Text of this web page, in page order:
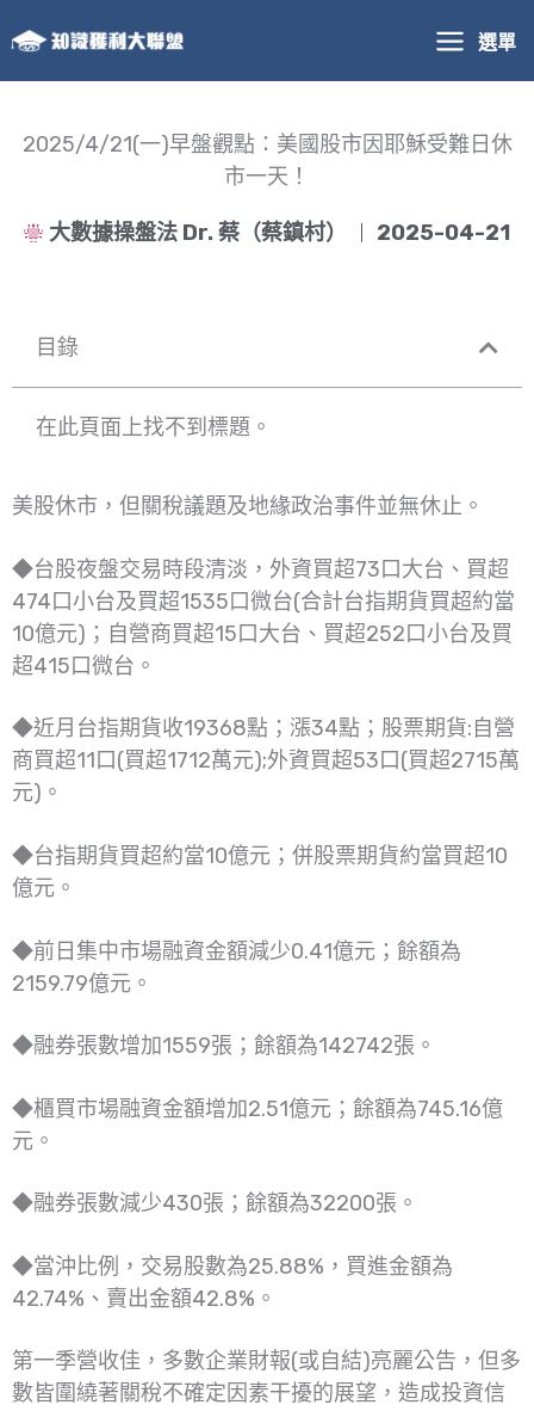
至
主
選單
2025/4/21(一)早盤觀點：美國股市因耶穌受難日休
市一天！
大數據操盤法 Dr. 蔡（蔡鎮村） 2025-04-21
目錄
在此頁面上找不到標題。
美股休市，但關稅議題及地緣政治事件並無休止。
◆台股夜盤交易時段清淡，外資買超73口大台、買超
474口小台及買超1535口微台(合計台指期貨買超約當
10億元)；自營商買超15口大台、買超252口小台及買
超415口微台。
◆近月台指期貨收19368點；漲34點；股票期貨:自營
商買超11口(買超1712萬元);外資買超53口(買超2715萬
元)。
◆台指期貨買超約當10億元；併股票期貨約當買超10
億元。
◆前日集中市場融資金額減少0.41億元；餘額為
2159.79億元。
◆融券張數增加1559張；餘額為142742張。
◆櫃買市場融資金額增加2.51億元；餘額為745.16億
元。
◆融券張數減少430張；餘額為32200張。
◆當沖比例，交易股數為25.88%，買進金額為
42.74%、賣出金額42.8%。
第一季營收佳，多數企業財報(或自結)亮麗公告，但多
數皆圍繞著關稅不確定因素干擾的展望，造成投資信